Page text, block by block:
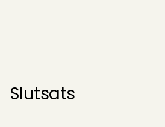
Slutsats